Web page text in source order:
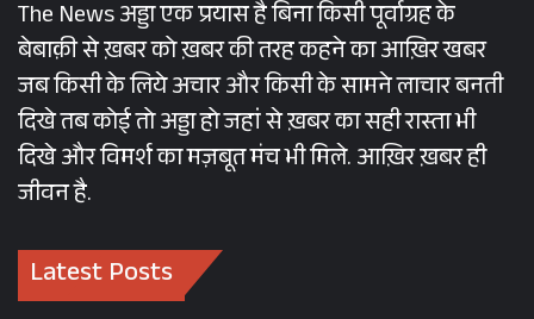
The News अड्डा एक प्रयास है बिना किसी पूर्वाग्रह के
बेबाक़ी से ख़बर को ख़बर की तरह कहने का आख़िर खबर
जब किसी के लिये अचार और किसी के सामने लाचार बनती
दिखे तब कोई तो अड्डा हो जहां से ख़बर का सही रास्ता भी
दिखे और विमर्श का मज़बूत मंच भी मिले. आख़िर ख़बर ही
जीवन है.
Latest Posts